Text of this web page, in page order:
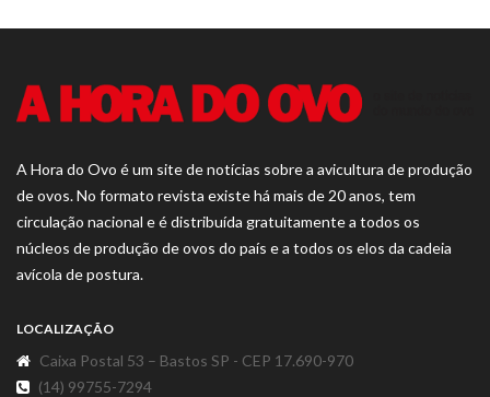
A Hora do Ovo é um site de notícias sobre a avicultura de produção
de ovos. No formato revista existe há mais de 20 anos, tem
circulação nacional e é distribuída gratuitamente a todos os
núcleos de produção de ovos do país e a todos os elos da cadeia
avícola de postura.
LOCALIZAÇÃO
Caixa Postal 53 – Bastos SP - CEP 17.690-970
(14) 99755-7294